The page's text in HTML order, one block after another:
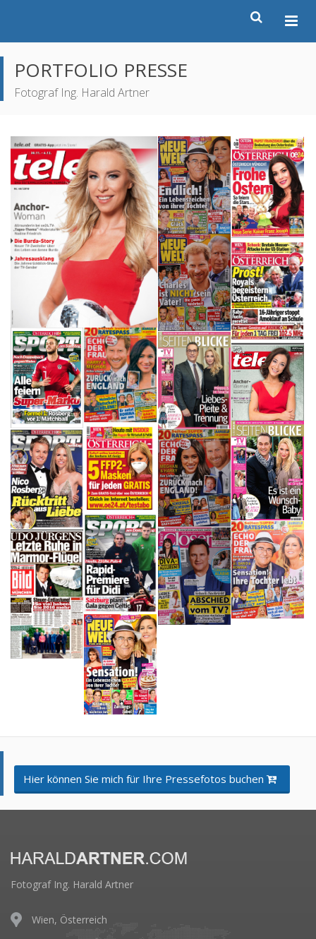
PORTFOLIO PRESSE
Fotograf Ing. Harald Artner
Hier können Sie mich für Ihre Pressefotos buchen
Fotograf Ing. Harald Artner
Wien, Österreich